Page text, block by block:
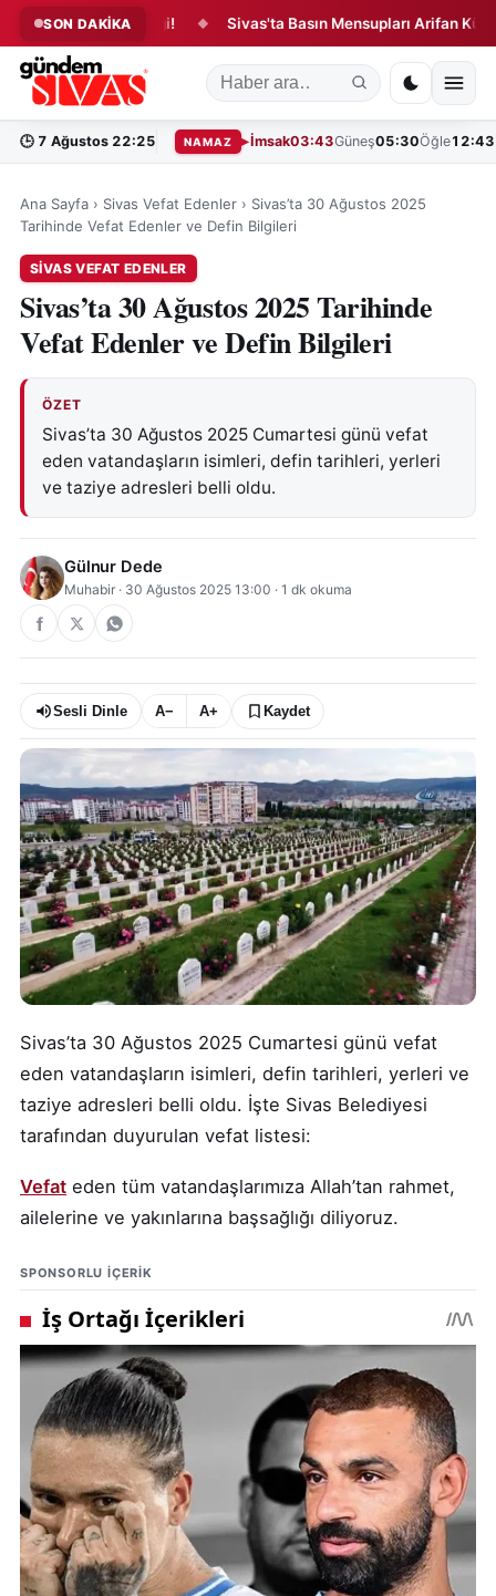
SON DAKİKA
Yangın Paniği! ◆ Sivas'ta Basın Mensupları Arifan
🕒 7 Ağustos 22:25 NAMAZ İmsak03:43Güneş05:30Öğle12:43
Ana Sayfa › Sivas Vefat Edenler › Sivas’ta 30 Ağustos 2025
Tarihinde Vefat Edenler ve Defin Bilgileri
SIVAS VEFAT EDENLER
Sivas’ta 30 Ağustos 2025 Tarihinde
Vefat Edenler ve Defin Bilgileri
ÖZET
Sivas’ta 30 Ağustos 2025 Cumartesi günü vefat
eden vatandaşların isimleri, defin tarihleri, yerleri
ve taziye adresleri belli oldu.
Gülnur Dede
Muhabir · 30 Ağustos 2025 13:00 · 1 dk okuma
Sesli Dinle A− A+ Kaydet
Sivas’ta 30 Ağustos 2025 Cumartesi günü vefat
eden vatandaşların isimleri, defin tarihleri, yerleri ve
taziye adresleri belli oldu. İşte Sivas Belediyesi
tarafından duyurulan vefat listesi:
Vefat eden tüm vatandaşlarımıza Allah’tan rahmet,
ailelerine ve yakınlarına başsağlığı diliyoruz.
SPONSORLU IÇERIK